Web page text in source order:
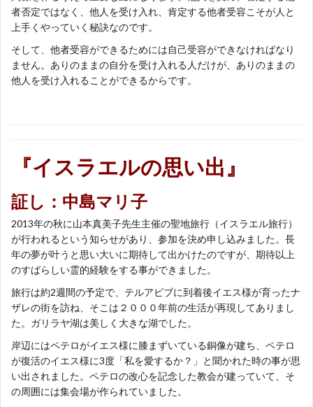
者否定ではなく、他人を受け入れ、肯定する他者受容こそが人と
上手くやっていく秘訣なのです。
そして、他者受容ができるためには自己受容ができなければなり
ません。ありのままの自分を受け入れる人だけが、ありのままの
他人を受け入れることができるからです。
『イスラエルの思い出』
証し：中島マリ子
2013年の秋に山本真美子先生主催の聖地旅行（イスラエル旅行）
が行われるという知らせがあり、参加を決め申し込みました。長
年の夢が叶うと思い大いに期待して出かけたのですが、期待以上
のすばらしい霊的経験をする事ができました。
旅行は約2週間の予定で、テルアビブに到着後イエス様が育ったナ
ザレの街を訪ね、そこは２０００年前の生活が再現してありまし
た。ガリラヤ湖は美しく大きな湖でした。
岸辺にはペテロがイエス様に膝まずいている銅像が建ち、ペテロ
が復活のイエス様に3度「私を愛するか？」と聞かれた時の事が思
い出されました。ペテロの改心を記念した教会が建っていて、そ
の周囲には集会場が作られていました。